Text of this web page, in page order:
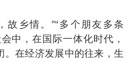
故乡情。”“多个朋友多条
中，在国际一体化时代，
。在经济发展中的往来，生